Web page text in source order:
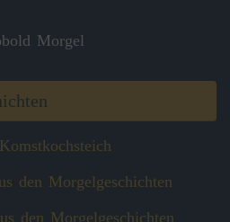
den Morgelgeschichten
den Morgelgeschichten